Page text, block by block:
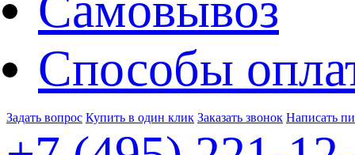
Способы
Задать вопрос Купить в один клик Заказать звонок Написать